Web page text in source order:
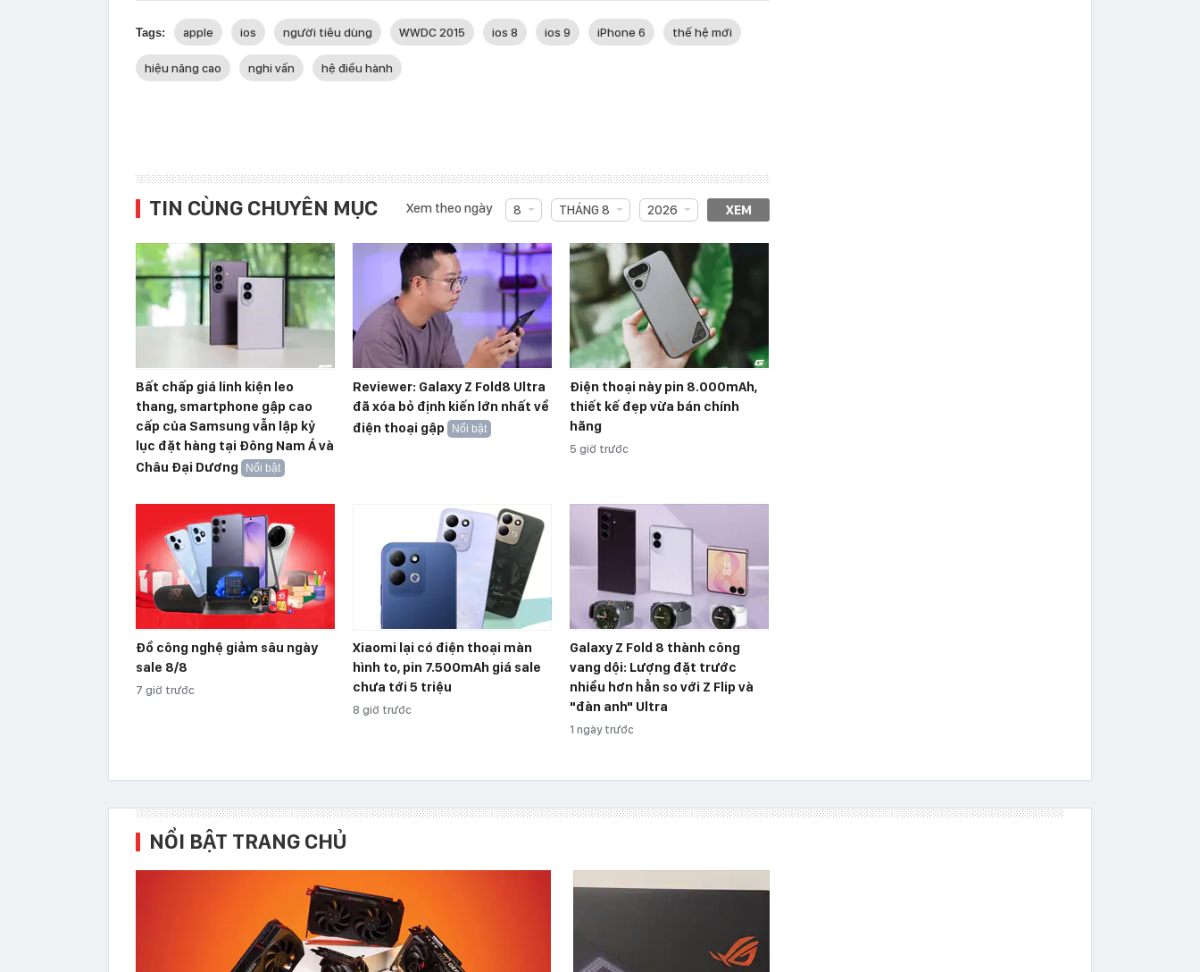
Tags: apple ios người tiêu dùng WWDC 2015 ios 8 ios 9 iPhone 6 thế hệ mới
hiệu năng cao nghi vấn hệ điều hành
TIN CÙNG CHUYÊN MỤC Xem theo ngày 8 THÁNG 8 2026 XEM
Bất chấp giá linh kiện leo
thang, smartphone gập cao
cấp của Samsung vẫn lập kỷ
lục đặt hàng tại Đông Nam Á và
Châu Đại Dương
Nổi bật
Reviewer: Galaxy Z Fold8 Ultra
đã xóa bỏ định kiến lớn nhất về
điện thoại gập
Nổi bật
Điện thoại này pin 8.000mAh,
thiết kế đẹp vừa bán chính
hãng
5 giờ trước
Đồ công nghệ giảm sâu ngày
sale 8/8
7 giờ trước
Xiaomi lại có điện thoại màn
hình to, pin 7.500mAh giá sale
chưa tới 5 triệu
8 giờ trước
Galaxy Z Fold 8 thành công
vang dội: Lượng đặt trước
nhiều hơn hẳn so với Z Flip và
"đàn anh" Ultra
1 ngày trước
NỔI BẬT TRANG CHỦ